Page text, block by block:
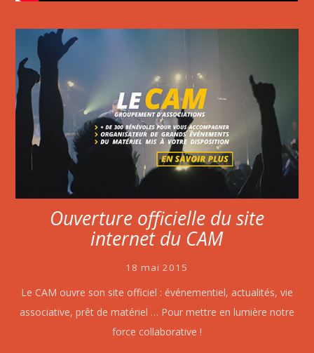
Ouverture officielle du site
internet du CAM
18 mai 2015
Le CAM ouvre son site officiel : événementiel, actualités, vie
associative, prêt de matériel … Pour mettre en lumière notre
force collaborative !